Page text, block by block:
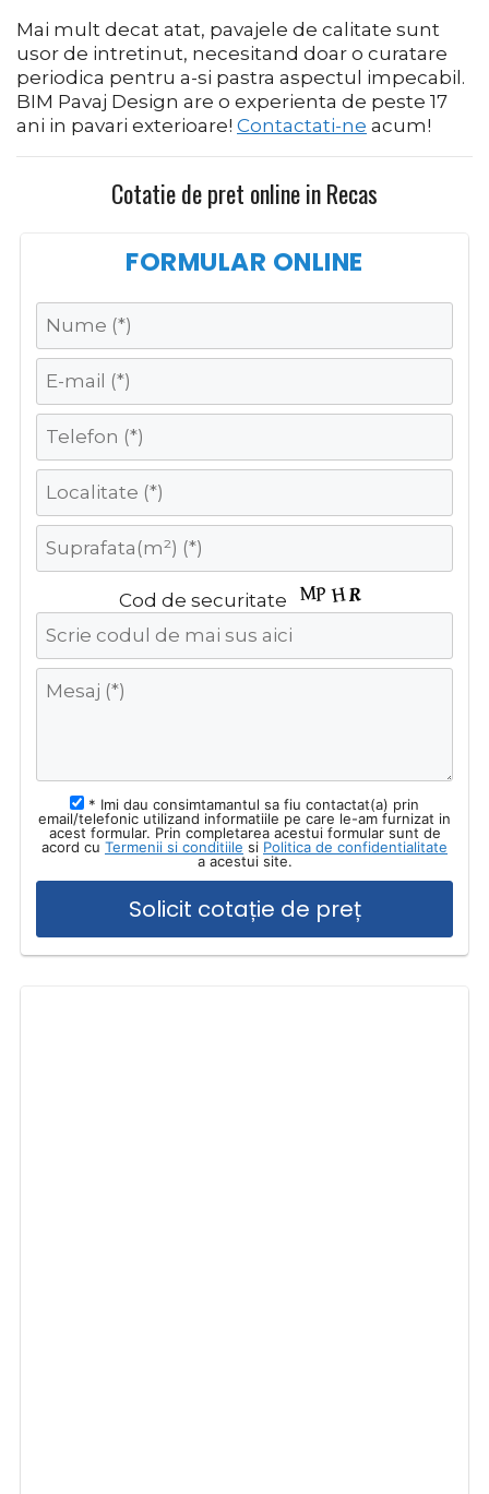
Mai mult decat atat, pavajele de calitate sunt
usor de intretinut, necesitand doar o curatare
periodica pentru a-si pastra aspectul impecabil.
BIM Pavaj Design are o experienta de peste 17
ani in pavari exterioare! Contactati-ne acum!
Cotatie de pret online in Recas
FORMULAR ONLINE
Cod de securitate
* Imi dau consimtamantul sa fiu contactat(a) prin
email/telefonic utilizand informatiile pe care le-am furnizat in
acest formular. Prin completarea acestui formular sunt de
acord cu Termenii si conditiile si Politica de confidentialitate
a acestui site.